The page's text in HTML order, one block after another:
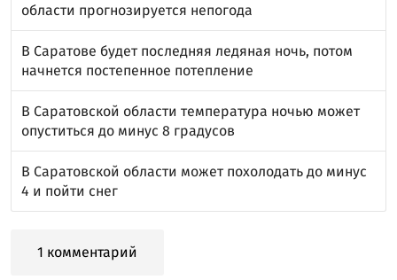
области прогнозируется непогода
В Саратове будет последняя ледяная ночь, потом
начнется постепенное потепление
В Саратовской области температура ночью может
опуститься до минус 8 градусов
В Саратовской области может похолодать до минус
4 и пойти снег
1 комментарий